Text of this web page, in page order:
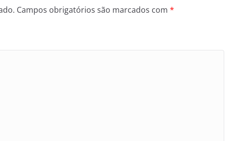
Campos obrigatórios são marcados com *